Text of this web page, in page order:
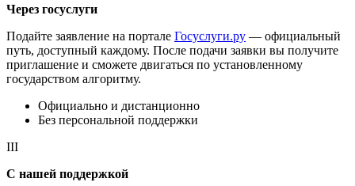
Через госуслуги
Подайте заявление на портале Госуслуги.ру — официальный
путь, доступный каждому. После подачи заявки вы получите
приглашение и сможете двигаться по установленному
государством алгоритму.
Официально и дистанционно
Без персональной поддержки
III
С нашей поддержкой